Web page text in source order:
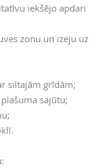
iekšējo apdari
zonu un izeju uz
grīdām;
sajūtu;